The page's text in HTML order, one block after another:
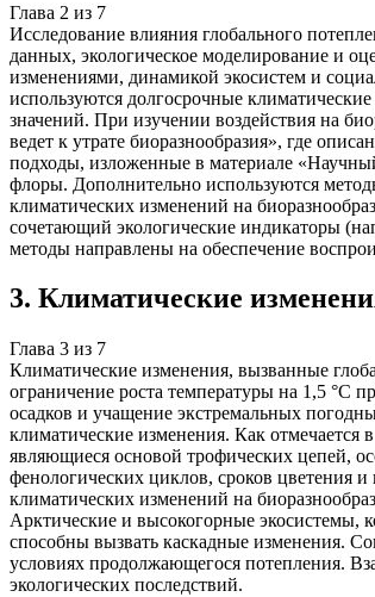
Глава 2 из 7
Исследование влияния глобального
данных, экологическое моделирование и
изменениями, динамикой экосистем и
используются долгосрочные
значений. При изучении воздействия на
ведет к утрате биоразнообразия», где
подходы, изложенные в материале
флоры. Дополнительно используются
климатических изменений на
сочетающий экологические индикаторы
методы направлены на обеспечение
3. Климатические
Глава 3 из 7
Климатические изменения, вызванные
ограничение роста температуры на 1,5 °C
осадков и учащение экстремальных
климатические изменения. Как отмечается
являющиеся основой трофических цепей,
фенологических циклов, сроков цветения
климатических изменений на
Арктические и высокогорные экосистемы,
способны вызвать каскадные изменения.
условиях продолжающегося потепления.
экологических последствий.